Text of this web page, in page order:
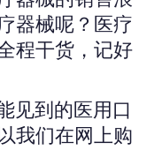
器械呢？医疗
程干货，记好
见到的医用口
我们在网上购